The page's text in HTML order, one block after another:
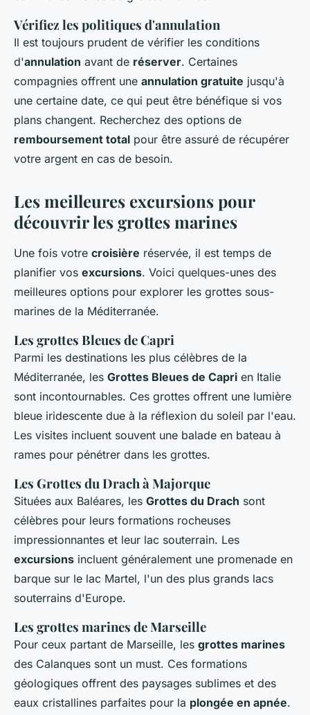
Vérifiez les politiques d'annulation
Il est toujours prudent de vérifier les conditions
d'annulation avant de réserver. Certaines
compagnies offrent une annulation gratuite jusqu'à
une certaine date, ce qui peut être bénéfique si vos
plans changent. Recherchez des options de
remboursement total pour être assuré de récupérer
votre argent en cas de besoin.
Les meilleures excursions pour
découvrir les grottes marines
Une fois votre croisière réservée, il est temps de
planifier vos excursions. Voici quelques-unes des
meilleures options pour explorer les grottes sous-
marines de la Méditerranée.
Les grottes Bleues de Capri
Parmi les destinations les plus célèbres de la
Méditerranée, les Grottes Bleues de Capri en Italie
sont incontournables. Ces grottes offrent une lumière
bleue iridescente due à la réflexion du soleil par l'eau.
Les visites incluent souvent une balade en bateau à
rames pour pénétrer dans les grottes.
Les Grottes du Drach à Majorque
Situées aux Baléares, les Grottes du Drach sont
célèbres pour leurs formations rocheuses
impressionnantes et leur lac souterrain. Les
excursions incluent généralement une promenade en
barque sur le lac Martel, l'un des plus grands lacs
souterrains d'Europe.
Les grottes marines de Marseille
Pour ceux partant de Marseille, les grottes marines
des Calanques sont un must. Ces formations
géologiques offrent des paysages sublimes et des
eaux cristallines parfaites pour la plongée en apnée.